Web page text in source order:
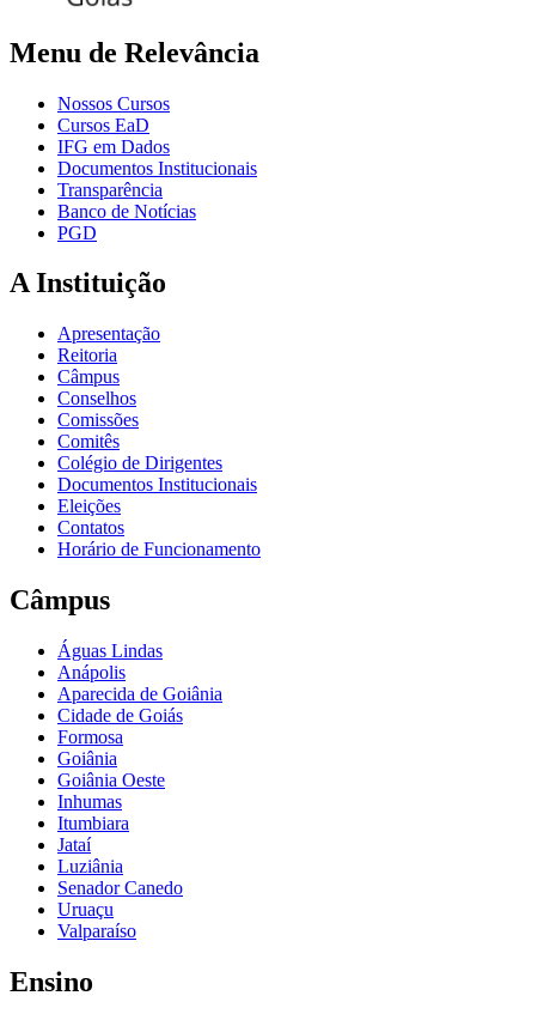
Menu de Relevância
Nossos Cursos
Cursos EaD
IFG em Dados
Documentos Institucionais
Transparência
Banco de Notícias
PGD
A Instituição
Apresentação
Reitoria
Câmpus
Conselhos
Comissões
Comitês
Colégio de Dirigentes
Documentos Institucionais
Eleições
Contatos
Horário de Funcionamento
Câmpus
Águas Lindas
Anápolis
Aparecida de Goiânia
Cidade de Goiás
Formosa
Goiânia
Goiânia Oeste
Inhumas
Itumbiara
Jataí
Luziânia
Senador Canedo
Uruaçu
Valparaíso
Ensino